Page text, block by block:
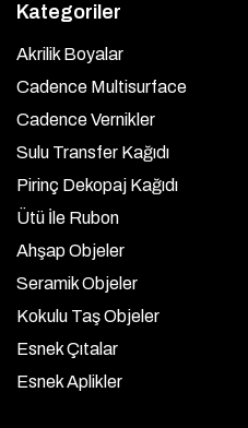
Kategoriler
Akrilik Boyalar
Cadence Multisurface
Cadence Vernikler
Sulu Transfer Kağıdı
Pirinç Dekopaj Kağıdı
Ütü İle Rubon
Ahşap Objeler
Seramik Objeler
Kokulu Taş Objeler
Esnek Çıtalar
Esnek Aplikler